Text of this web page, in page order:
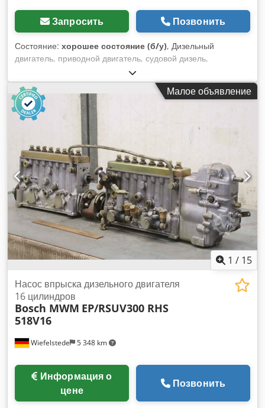
Запросить Позвонить
Состояние: хорошее состояние (б/у), Дизельный
двигатель, приводной двигатель, судовой дизель,
топливный насос высокого давления, насос для подачи
топлива, насос для впрыска топлива. -Производитель:
Bosch, топливный насос высокого давления для дизельного
двигателя, 6 цилиндров. -Тип: PES6R120/720LV B 403 860
177 RQV300-900 RV -Отдельные компоненты: см.
фотографии. -Количество: в наличии 2 топливных насоса
высокого давления. -Цена: за штуку. Credpfx Aaeh It Trsrsf
-Габариты: 460/215/В325 мм. -Вес: 32 кг.
Малое объявление
1 / 15
Wiefelstede 5 348 km
Насос впрыска дизельного двигателя
16 цилиндров
Bosch MWM EP/RSUV300 RHS
518V16
цене
Позвонить